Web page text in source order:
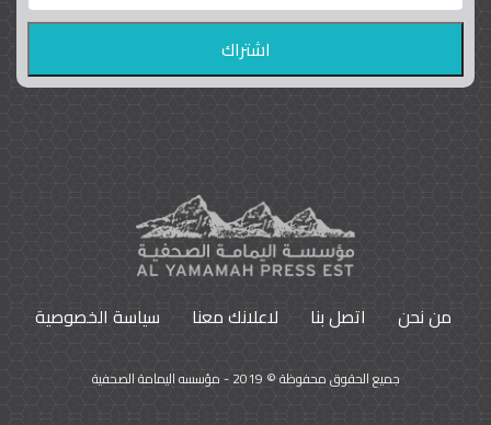
واشنطن بوست واللوبي المزدوج
9793
من نحن اتصل بنا لاعلانك معنا سياسة الخصوصية
جميع الحقوق محفوظة © 2019 - مؤسسه اليمامة الصحفية